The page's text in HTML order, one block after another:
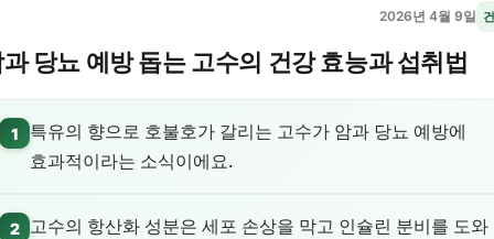
2026년 4월 9일
당뇨 예방 돕는 고수의 건강 효능과 섭취법
1
특유의 향으로 호불호가 갈리는 고수가 암과 당뇨 예방에
효과적이라는 소식이에요.
2
고수의 항산화 성분은 세포 손상을 막고 인슐린 분비를 도와